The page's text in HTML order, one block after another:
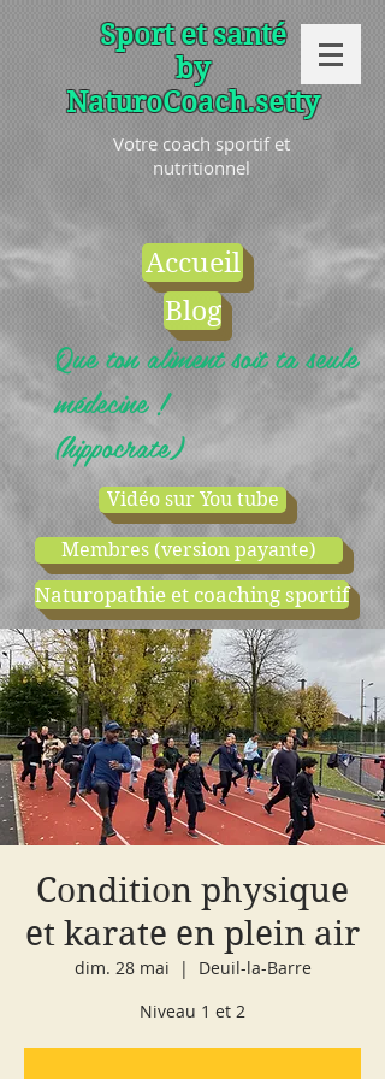
Sport et santé
by
NaturoCoach.setty
Votre coach sportif et
nutritionnel
Accueil
Blog
Que ton aliment soit ta seule
médecine !
(hippocrate)
Vidéo sur You tube
Membres (version payante)
Naturopathie et coaching sportif
cours d'essai boutique
Condition physique
et karate en plein air
dim. 28 mai
  |
Deuil-la-Barre
Niveau 1 et 2